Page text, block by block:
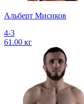
Альберт Мисиков
4-3
61.00 кг